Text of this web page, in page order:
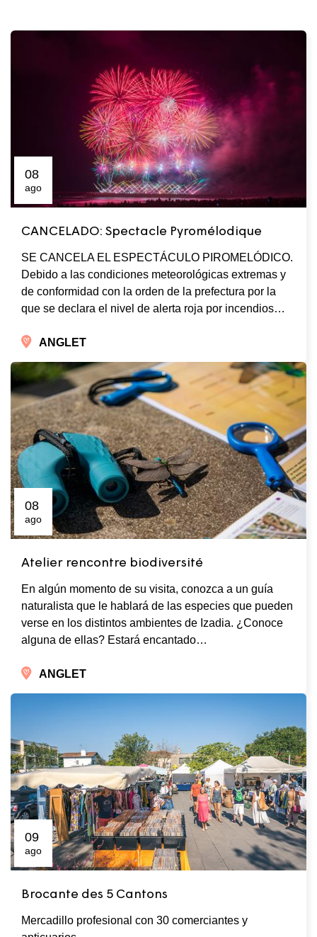
08
ago
CANCELADO: Spectacle Pyromélodique
SE CANCELA EL ESPECTÁCULO PIROMELÓDICO.
Debido a las condiciones meteorológicas extremas y
de conformidad con la orden de la prefectura por la
que se declara el nivel de alerta roja por incendios…
ANGLET
08
ago
Atelier rencontre biodiversité
En algún momento de su visita, conozca a un guía
naturalista que le hablará de las especies que pueden
verse en los distintos ambientes de Izadia. ¿Conoce
alguna de ellas? Estará encantado…
ANGLET
09
ago
Brocante des 5 Cantons
Mercadillo profesional con 30 comerciantes y